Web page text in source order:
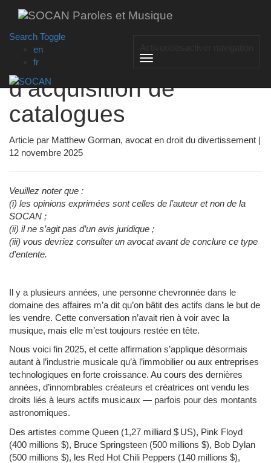
to
main
content
Search Toggle
en
fr
Transactions
d’acquisition de
catalogues
Article par Matthew Gorman, avocat en droit du divertissement |
12 novembre 2025
Veuillez noter que :
(i) les opinions exprimées sont celles de l’auteur et non de la
SOCAN ;
(ii) il ne s’agit pas d’un avis juridique ;
(iii) vous devriez consulter un avocat avant de conclure ce type
d’entente.
Il y a plusieurs années, une personne chevronnée dans le
domaine des affaires m’a dit qu’on bâtit des actifs dans le but de
les vendre. Cette conversation n’avait rien à voir avec la
musique, mais elle m’est toujours restée en tête.
Nous voici fin 2025, et cette affirmation s’applique désormais
autant à l’industrie musicale qu’à l’immobilier ou aux entreprises
technologiques en forte croissance. Au cours des dernières
années, d’innombrables créateurs et créatrices ont vendu les
droits liés à leurs actifs musicaux — parfois pour des montants
astronomiques.
Des artistes comme Queen (1,27 milliard $ US), Pink Floyd
(400 millions $), Bruce Springsteen (500 millions $), Bob Dylan
(500 millions $), les Red Hot Chili Peppers (140 millions $),